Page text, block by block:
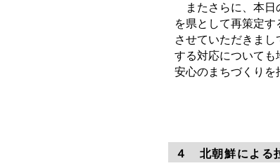
またさらに、本日
を県として再策定
させていただきま
する対応についても
安心のまちづくりを
４ 北朝鮮による